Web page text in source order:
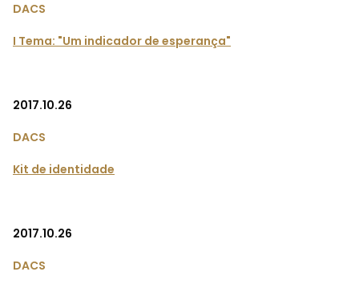
DACS
I Tema: "Um indicador de esperança"
2017.10.26
DACS
Kit de identidade
2017.10.26
DACS